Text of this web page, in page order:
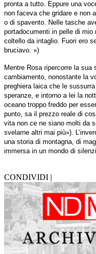
pronta a tutto. Eppure una
non faceva che gridare e non
o di spavento. Nelle tasche
portadocumenti in pelle di mio
coltello da intaglio. Fuori ero
bruciavo. »)
Mentre Rosa ripercorre la sua
cambiamento, nonostante la
preghiera laica che le
speranze, e intorno a lei la
oceano troppo freddo per
punto, sa il prezzo reale di
vita non ce ne siano molti da
svelarne altri mai più»).
una storia di montagna, di
immersa in un mondo di
CONDIVIDI |